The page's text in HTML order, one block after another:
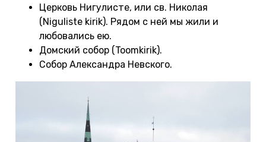
Церковь Нигулисте, или св. Николая
(Niguliste kirik). Рядом с ней мы жили и
любовались ею.
Домский собор (Toomkirik).
Собор Александра Невского.